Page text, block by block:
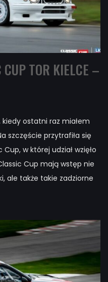
TOR KIELCE –
ostatni raz miałem
szczęście przytrafiła się
w której udział wzięło
Cup mają wstęp nie
ale także takie zadziorne